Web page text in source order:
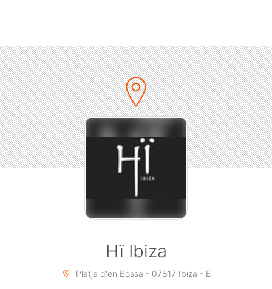
music’s most talked-about party is consistently
reaching new shores and new heights – in 2018, over
150,000 people around the world danced to
Glitterbox’s unique blend of house and disco. Building
on those achievements, the label and the parties
continue to gather pace, reaching likeminded music
lovers via year-round international tours. Uniting
clubbers from all walks of life to share in the Glitterbox
experience, this year’s slogan is a call to action
doors on Sundays this summer.
photographer Haris Nukem to create the stunning
visual campaign for the summer. Four of Glitterbox’s
performers feature – Raven Mandella, Kalypso Bang,
Hï Ibiza
Platja d'en Bossa - 07817 Ibiza - E